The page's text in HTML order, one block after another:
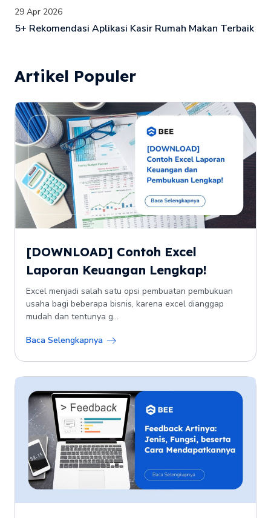
29 Apr 2026
5+ Rekomendasi Aplikasi Kasir Rumah Makan Terbaik
Artikel Populer
[DOWNLOAD] Contoh Excel
Laporan Keuangan Lengkap!
Excel menjadi salah satu opsi pembuatan pembukuan
usaha bagi beberapa bisnis, karena excel dianggap
mudah dan tentunya g...
Baca Selengkapnya